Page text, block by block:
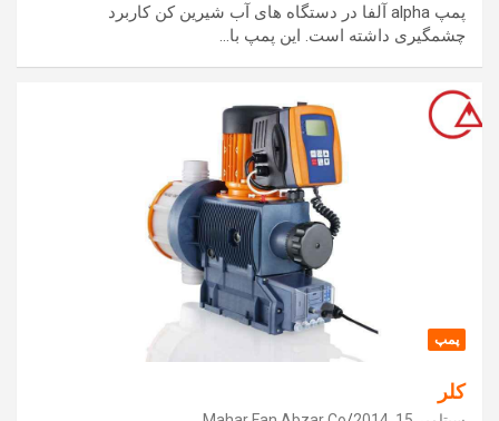
پمپ alpha آلفا در دستگاه های آب شیرین کن کاربرد
چشمگیری داشته است. این پمپ با…
پمپ
کلر